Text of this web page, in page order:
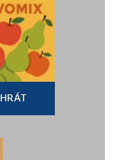
HRÁT